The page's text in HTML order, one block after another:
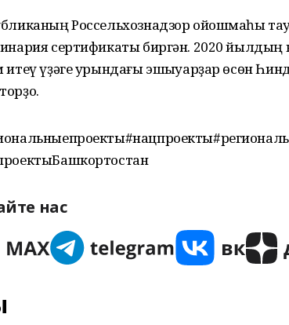
Россельхознадзор ойошмаһы
сертификаты биргән. 2020 йылдың
итеү үҙәге урындағы эшҡыуарҙар өсөн
нас